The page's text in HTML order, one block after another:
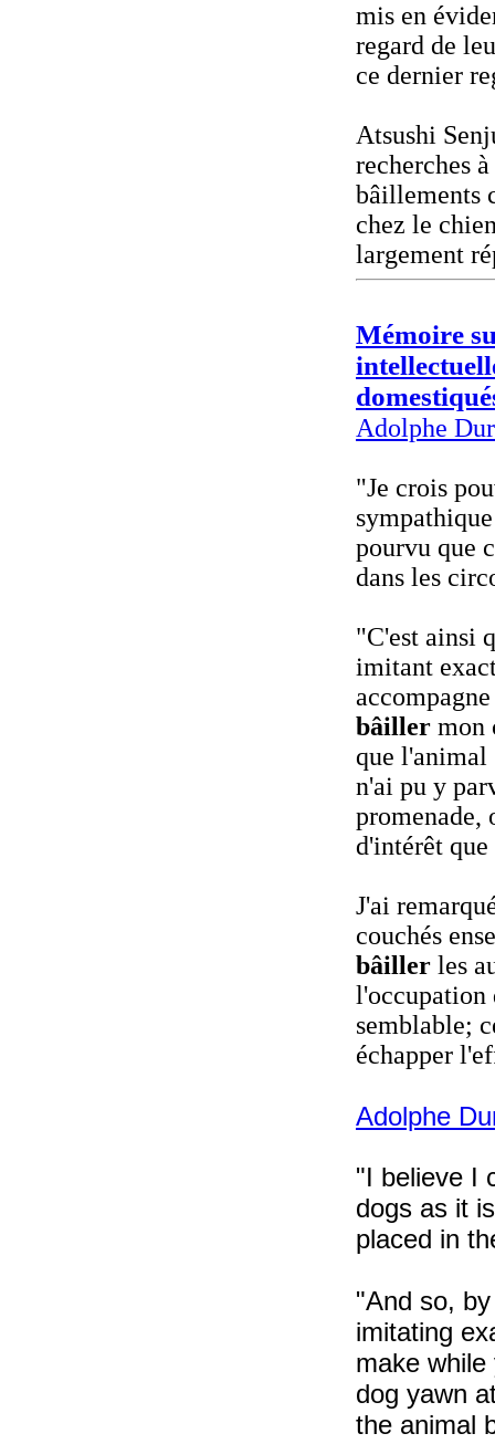
mis en
regard de
ce dernier
Atsushi
recherches
bâillements
chez le
largement
Mémoire
Adolphe
"Je crois
pourvu que
dans les
"C'est ainsi
imitant
bâiller mon
que l'animal
n'ai pu y
promenade,
d'intérêt que
J'ai
couchés
bâiller les
l'occupation
semblable;
échapper
Adolphe
"I believe I
dogs as it
placed in
"And so,
imitating
make
dog yawn
the animal